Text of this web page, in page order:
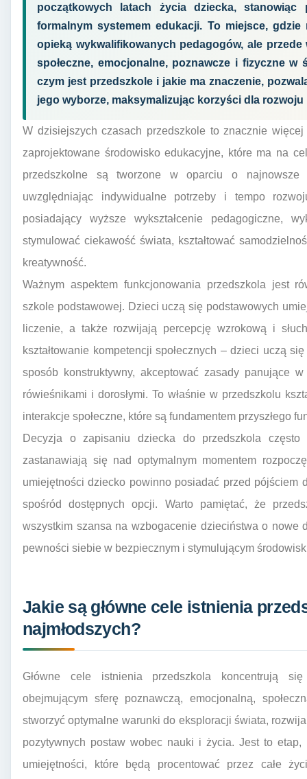
początkowych latach życia dziecka,
formalnym systemem edukacji. To miejsce,
opieką wykwalifikowanych pedagogów, ale
społeczne, emocjonalne, poznawcze i fizyczne w
czym jest przedszkole i jakie ma znaczenie,
jego wyborze, maksymalizując korzyści dla
W dzisiejszych czasach przedszkole to znacznie
zaprojektowane środowisko edukacyjne, które ma na
przedszkolne są tworzone w oparciu o najnowsze
uwzględniając indywidualne potrzeby i tempo
posiadający wyższe wykształcenie pedagogiczne,
stymulować ciekawość świata, kształtować
kreatywność.
Ważnym aspektem funkcjonowania przedszkola jest
szkole podstawowej. Dzieci uczą się podstawowych
liczenie, a także rozwijają percepcję wzrokową i
kształtowanie kompetencji społecznych – dzieci uczą
sposób konstruktywny, akceptować zasady panujące
rówieśnikami i dorosłymi. To właśnie w przedszkolu
interakcje społeczne, które są fundamentem przyszłego
Decyzja o zapisaniu dziecka do przedszkola
zastanawiają się nad optymalnym momentem
umiejętności dziecko powinno posiadać przed
spośród dostępnych opcji. Warto pamiętać, że
wszystkim szansa na wzbogacenie dzieciństwa o
pewności siebie w bezpiecznym i stymulującym
Jakie są główne cele istnienia
najmłodszych?
Główne cele istnienia przedszkola koncentrują
obejmującym sferę poznawczą, emocjonalną,
stworzyć optymalne warunki do eksploracji świata,
pozytywnych postaw wobec nauki i życia. Jest to
umiejętności, które będą procentować przez całe